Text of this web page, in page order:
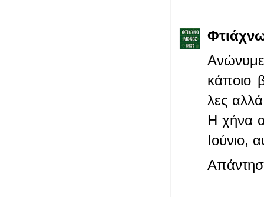
Ανώνυμε
κάποιο
λες
Η χήνα
Ιούνιο,